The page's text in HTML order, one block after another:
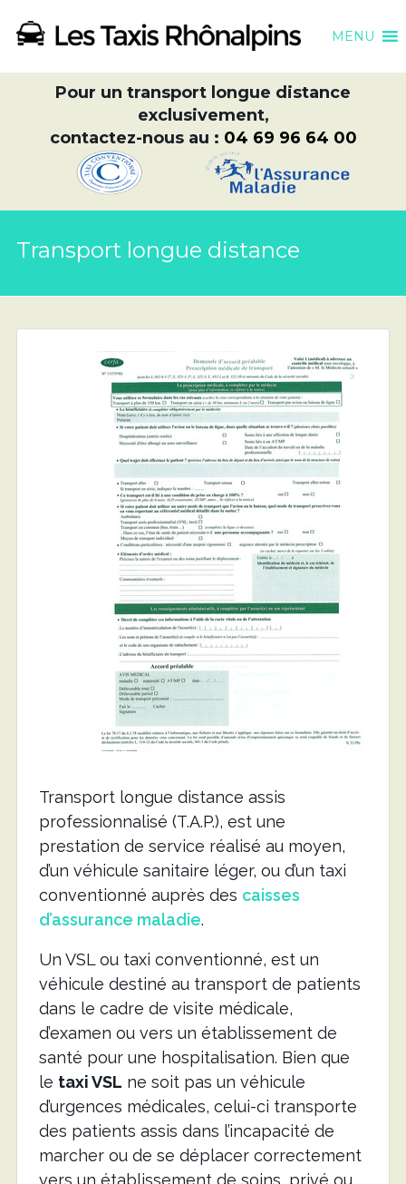
MENU
Pour un transport longue distance
exclusivement,
contactez-nous au : 04 69 96 64 00
Transport longue distance
Transport longue distance assis
professionnalisé (T.A.P.), est une
prestation de service réalisé au moyen,
d’un véhicule sanitaire léger, ou d’un taxi
conventionné auprès des caisses
d’assurance maladie.
Un VSL ou taxi conventionné, est un
véhicule destiné au transport de patients
dans le cadre de visite médicale,
d’examen ou vers un établissement de
santé pour une hospitalisation. Bien que
le taxi VSL ne soit pas un véhicule
d’urgences médicales, celui-ci transporte
des patients assis dans l’incapacité de
marcher ou de se déplacer correctement
vers un établissement de soins, privé ou